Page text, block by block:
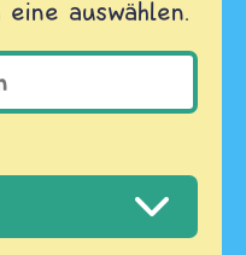
auswählen.